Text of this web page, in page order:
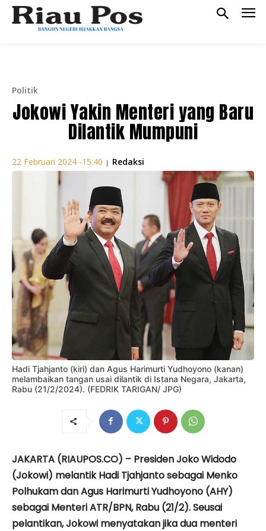
Politik
Jokowi Yakin Menteri yang Baru
Dilantik Mumpuni
22 Februari 2024 -15:40 | Redaksi
Hadi Tjahjanto (kiri) dan Agus Harimurti Yudhoyono (kanan)
melambaikan tangan usai dilantik di Istana Negara, Jakarta,
Rabu (21/2/2024). (FEDRIK TARIGAN/ JPG)
JAKARTA (RIAUPOS.CO) – Presiden Joko Widodo
(Jokowi) melantik Hadi Tjahjanto sebagai Menko
Polhukam dan Agus Harimurti Yudhoyono (AHY)
sebagai Menteri ATR/BPN, Rabu (21/2). Seusai
pelantikan, Jokowi menyatakan jika dua menteri